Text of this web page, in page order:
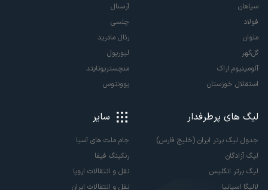
سپاهان
فولاد
ملوان
گل‌گهر
آلومینیوم اراک
استقلال خوزستان
آرسنال
چلسی
رئال مادرید
لیورپول
منچستریونایتد
یوونتوس
لیگ های پرطرفدار
جدول لیگ برتر ایران (خلیج فارس)
لیگ آزادگان
لیگ برتر انگلیس
لالیگا اسپانیا
سایر
جام ملت های آسیا
رنکینگ فیفا
نقل و انتقالات اروپا
نقل و انتقالات ایران